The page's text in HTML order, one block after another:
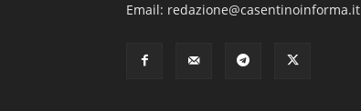
Email: redazione@casentinoinforma.it